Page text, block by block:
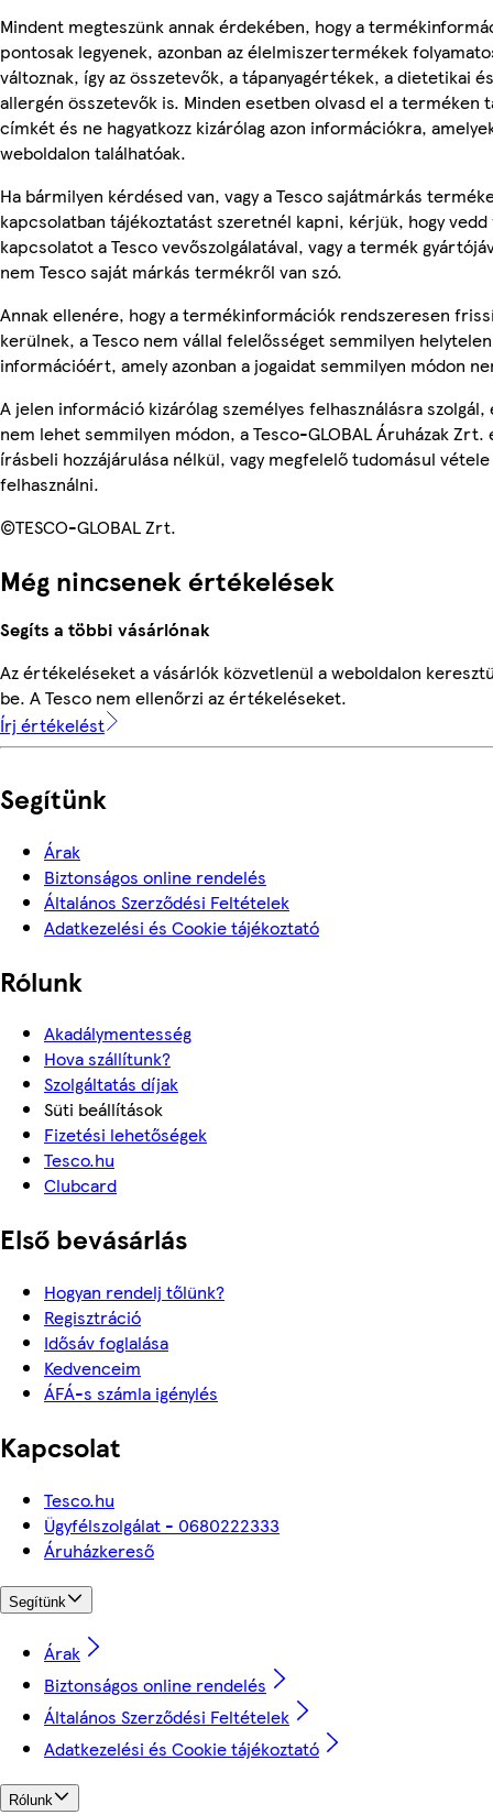
Mindent megteszünk annak érdekében, hogy a
pontosak legyenek, azonban az élelmiszertermékek
változnak, így az összetevők, a tápanyagértékek, a dietetikai és
allergén összetevők is. Minden esetben olvasd el a terméken
címkét és ne hagyatkozz kizárólag azon információkra,
weboldalon találhatóak.
Ha bármilyen kérdésed van, vagy a Tesco sajátmárkás
kapcsolatban tájékoztatást szeretnél kapni, kérjük, hogy vedd
kapcsolatot a Tesco vevőszolgálatával, vagy a termék
nem Tesco saját márkás termékről van szó.
Annak ellenére, hogy a termékinformációk rendszeresen
kerülnek, a Tesco nem vállal felelősséget semmilyen helytelen
információért, amely azonban a jogaidat semmilyen módon
A jelen információ kizárólag személyes felhasználásra szolgál,
nem lehet semmilyen módon, a Tesco-GLOBAL Áruházak Zrt.
írásbeli hozzájárulása nélkül, vagy megfelelő tudomásul
felhasználni.
©TESCO-GLOBAL Zrt.
Még nincsenek értékelések
Segíts a többi vásárlónak
Az értékeléseket a vásárlók közvetlenül a weboldalon
be. A Tesco nem ellenőrzi az értékeléseket.
Írj értékelést
Segítünk
Árak
Biztonságos online rendelés
Általános Szerződési Feltételek
Adatkezelési és Cookie tájékoztató
Rólunk
Akadálymentesség
Hova szállítunk?
Szolgáltatás díjak
Süti beállítások
Fizetési lehetőségek
Tesco.hu
Clubcard
Első bevásárlás
Hogyan rendelj tőlünk?
Regisztráció
Idősáv foglalása
Kedvenceim
ÁFÁ-s számla igénylés
Kapcsolat
Tesco.hu
Ügyfélszolgálat - 0680222333
Áruházkereső
Segítünk
Árak
Biztonságos online rendelés
Általános Szerződési Feltételek
Adatkezelési és Cookie tájékoztató
Rólunk